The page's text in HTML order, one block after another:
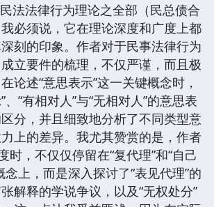
法法律行为理论之全部（民总债合
必须说，它在理论深度和广度上都
刻的印象。作者对于民事法律行为
立要件的梳理，不仅严谨，而且极
论述“意思表示”这一关键概念时，
、“有相对人”与“无相对人”的意思表
分，并且细致地分析了不同类型意
上的差异。我尤其赞赏的是，作者
时，不仅仅停留在“复代理”和“自己
念上，而是深入探讨了“表见代理”的
解释的学说争议，以及“无权处分”